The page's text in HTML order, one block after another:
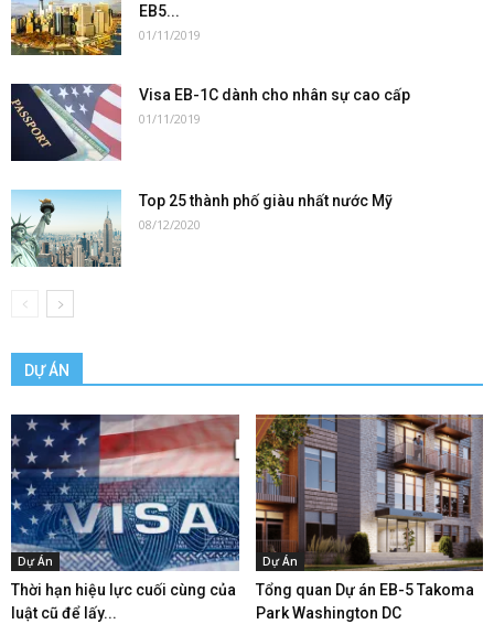
EB5...
01/11/2019
Visa EB-1C dành cho nhân sự cao cấp
01/11/2019
Top 25 thành phố giàu nhất nước Mỹ
08/12/2020
DỰ ÁN
Dự Án
Thời hạn hiệu lực cuối cùng của
luật cũ để lấy...
Dự Án
Tổng quan Dự án EB-5 Takoma
Park Washington DC